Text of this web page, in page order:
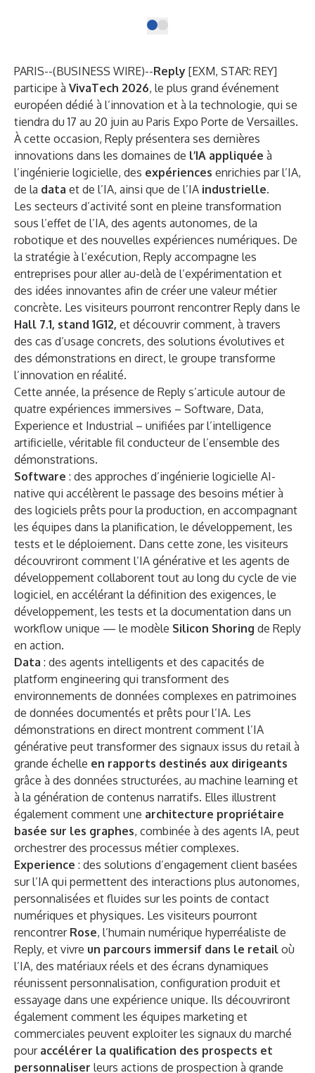
PARIS--(BUSINESS WIRE)--Reply [EXM, STAR: REY]
participe à VivaTech 2026, le plus grand événement
européen dédié à l’innovation et à la technologie, qui se
tiendra du 17 au 20 juin au Paris Expo Porte de Versailles.
À cette occasion, Reply présentera ses dernières
innovations dans les domaines de l’IA appliquée à
l’ingénierie logicielle, des expériences enrichies par l’IA,
de la data et de l’IA, ainsi que de l’IA industrielle.
Les secteurs d’activité sont en pleine transformation
sous l’effet de l’IA, des agents autonomes, de la
robotique et des nouvelles expériences numériques. De
la stratégie à l’exécution, Reply accompagne les
entreprises pour aller au-delà de l’expérimentation et
des idées innovantes afin de créer une valeur métier
concrète. Les visiteurs pourront rencontrer Reply dans le
Hall 7.1, stand 1G12, et découvrir comment, à travers
des cas d’usage concrets, des solutions évolutives et
des démonstrations en direct, le groupe transforme
l’innovation en réalité.
Cette année, la présence de Reply s’articule autour de
quatre expériences immersives – Software, Data,
Experience et Industrial – unifiées par l’intelligence
artificielle, véritable fil conducteur de l’ensemble des
démonstrations.
Software : des approches d’ingénierie logicielle AI-
native qui accélèrent le passage des besoins métier à
des logiciels prêts pour la production, en accompagnant
les équipes dans la planification, le développement, les
tests et le déploiement. Dans cette zone, les visiteurs
découvriront comment l’IA générative et les agents de
développement collaborent tout au long du cycle de vie
logiciel, en accélérant la définition des exigences, le
développement, les tests et la documentation dans un
workflow unique — le modèle Silicon Shoring de Reply
en action.
Data : des agents intelligents et des capacités de
platform engineering qui transforment des
environnements de données complexes en patrimoines
de données documentés et prêts pour l’IA. Les
démonstrations en direct montrent comment l’IA
générative peut transformer des signaux issus du retail à
grande échelle en rapports destinés aux dirigeants
grâce à des données structurées, au machine learning et
à la génération de contenus narratifs. Elles illustrent
également comment une architecture propriétaire
basée sur les graphes, combinée à des agents IA, peut
orchestrer des processus métier complexes.
Experience : des solutions d’engagement client basées
sur l’IA qui permettent des interactions plus autonomes,
personnalisées et fluides sur les points de contact
numériques et physiques. Les visiteurs pourront
rencontrer Rose, l’humain numérique hyperréaliste de
Reply, et vivre un parcours immersif dans le retail où
l’IA, des matériaux réels et des écrans dynamiques
réunissent personnalisation, configuration produit et
essayage dans une expérience unique. Ils découvriront
également comment les équipes marketing et
commerciales peuvent exploiter les signaux du marché
pour accélérer la qualification des prospects et
personnaliser leurs actions de prospection à grande